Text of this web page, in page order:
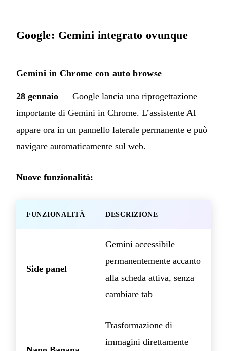
Google: Gemini integrato ovunque
Gemini in Chrome con auto browse
28 gennaio — Google lancia una riprogettazione
importante di Gemini in Chrome. L’assistente AI
appare ora in un pannello laterale permanente e può
navigare automaticamente sul web.
Nuove funzionalità:
FUNZIONALITÀ DESCRIZIONE
Side panel
Gemini accessibile
permanentemente accanto
alla scheda attiva, senza
cambiare tab
Trasformazione di
immagini direttamente